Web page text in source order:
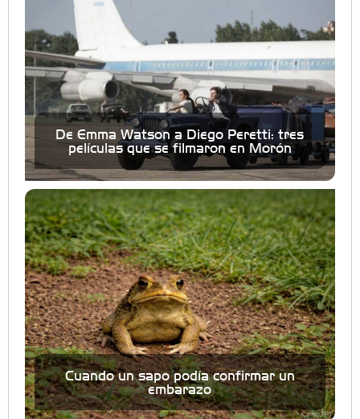
De Emma Watson a Diego Peretti: tres
películas que se filmaron en Morón
Cuando un sapo podía confirmar un
embarazo